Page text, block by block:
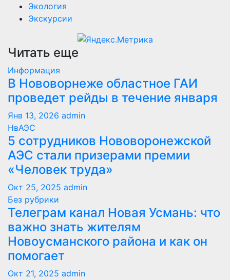
Экология
Экскурсии
Читать еще
Информация
В Нововорнеже областное ГАИ
проведет рейды в течение января
Янв 13, 2026 admin
НвАЭС
5 сотрудников Нововоронежской
АЭС стали призерами премии
«Человек труда»
Окт 25, 2025 admin
Без рубрики
Телеграм канал Новая Усмань: что
важно знать жителям
Новоусманского района и как он
помогает
Окт 21, 2025 admin